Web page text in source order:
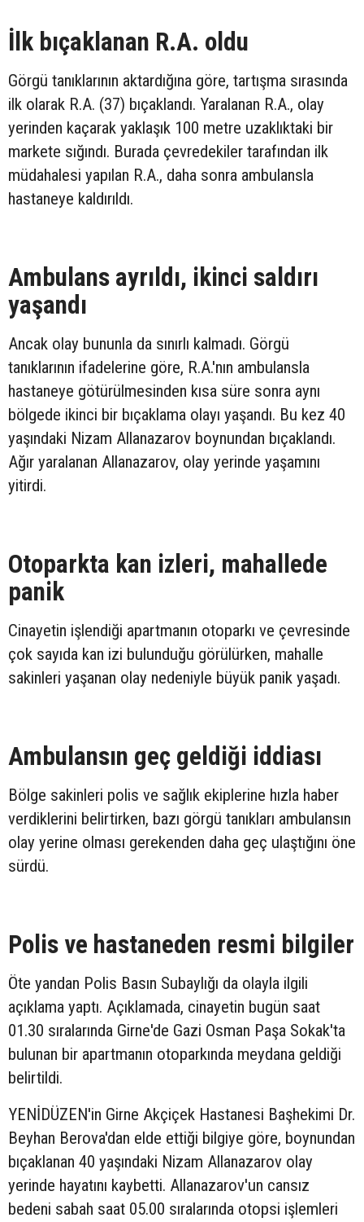
İlk bıçaklanan R.A. oldu
Görgü tanıklarının aktardığına göre, tartışma sırasında
ilk olarak R.A. (37) bıçaklandı. Yaralanan R.A., olay
yerinden kaçarak yaklaşık 100 metre uzaklıktaki bir
markete sığındı. Burada çevredekiler tarafından ilk
müdahalesi yapılan R.A., daha sonra ambulansla
hastaneye kaldırıldı.
Ambulans ayrıldı, ikinci saldırı
yaşandı
Ancak olay bununla da sınırlı kalmadı. Görgü
tanıklarının ifadelerine göre, R.A.'nın ambulansla
hastaneye götürülmesinden kısa süre sonra aynı
bölgede ikinci bir bıçaklama olayı yaşandı. Bu kez 40
yaşındaki Nizam Allanazarov boynundan bıçaklandı.
Ağır yaralanan Allanazarov, olay yerinde yaşamını
yitirdi.
Otoparkta kan izleri, mahallede
panik
Cinayetin işlendiği apartmanın otoparkı ve çevresinde
çok sayıda kan izi bulunduğu görülürken, mahalle
sakinleri yaşanan olay nedeniyle büyük panik yaşadı.
Ambulansın geç geldiği iddiası
Bölge sakinleri polis ve sağlık ekiplerine hızla haber
verdiklerini belirtirken, bazı görgü tanıkları ambulansın
olay yerine olması gerekenden daha geç ulaştığını öne
sürdü.
Polis ve hastaneden resmi bilgiler
Öte yandan Polis Basın Subaylığı da olayla ilgili
açıklama yaptı. Açıklamada, cinayetin bugün saat
01.30 sıralarında Girne'de Gazi Osman Paşa Sokak'ta
bulunan bir apartmanın otoparkında meydana geldiği
belirtildi.
YENİDÜZEN'in Girne Akçiçek Hastanesi Başhekimi Dr.
Beyhan Berova'dan elde ettiği bilgiye göre, boynundan
bıçaklanan 40 yaşındaki Nizam Allanazarov olay
yerinde hayatını kaybetti. Allanazarov'un cansız
bedeni sabah saat 05.00 sıralarında otopsi işlemleri